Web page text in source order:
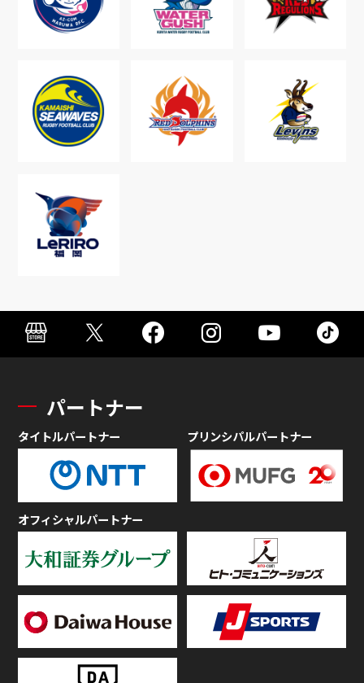
パートナー
タイトルパートナー プリンシパルパートナー
オフィシャルパートナー